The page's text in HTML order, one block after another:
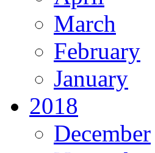
March
February
January
2018
December